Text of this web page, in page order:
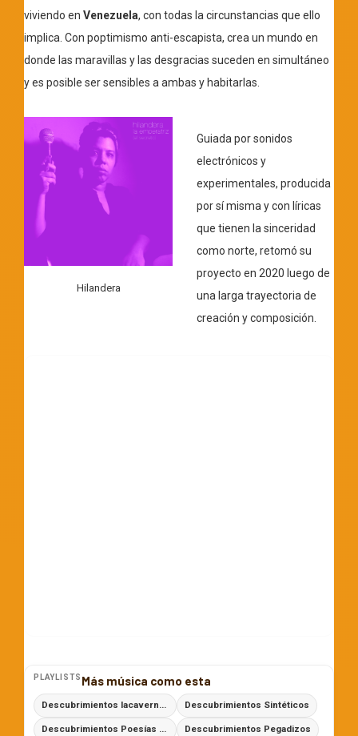
viviendo en Venezuela, con todas la circunstancias que ello
implica. Con poptimismo anti-escapista, crea un mundo en
donde las maravillas y las desgracias suceden en simultáneo
y es posible ser sensibles a ambas y habitarlas.
Hilandera
Guiada por sonidos
electrónicos y
experimentales, producida
por sí misma y con líricas
que tienen la sinceridad
como norte, retomó su
proyecto en 2020 luego de
una larga trayectoria de
creación y composición.
PLAYLISTS Más música como esta
Descubrimientos lacaverna.net Descubrimientos Sintéticos
Descubrimientos Poesías con Ritmo Descubrimientos Pegadizos